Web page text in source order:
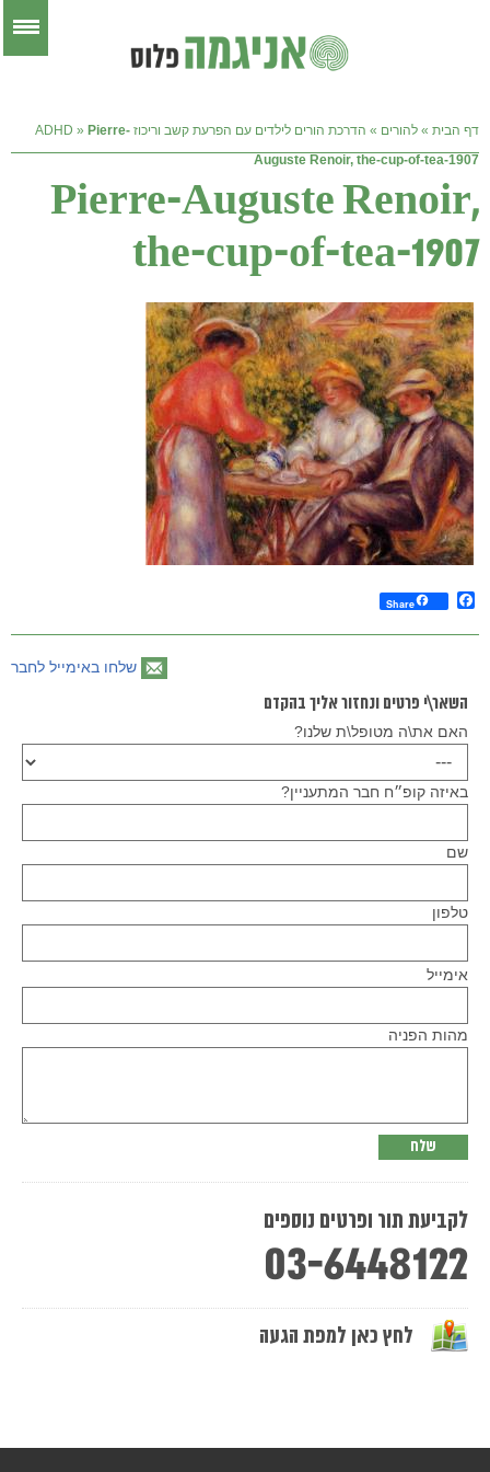
דף הבית » להורים » הדרכת הורים לילדים עם הפרעת קשב וריכוז ADHD » Pierre-
Auguste Renoir, the-cup-of-tea-1907
Pierre-Auguste Renoir,
the-cup-of-tea-1907
Facebook
Share
שלחו באימייל לחבר
השאר\י פרטים ונחזור אליך בהקדם
האם את\ה מטופל\ת שלנו?
באיזה קופ״ח חבר המתעניין?
שם
טלפון
leave
אימייל
מהות הפניה
לקביעת תור ופרטים נוספים
03-6448122
לחץ כאן למפת הגעה